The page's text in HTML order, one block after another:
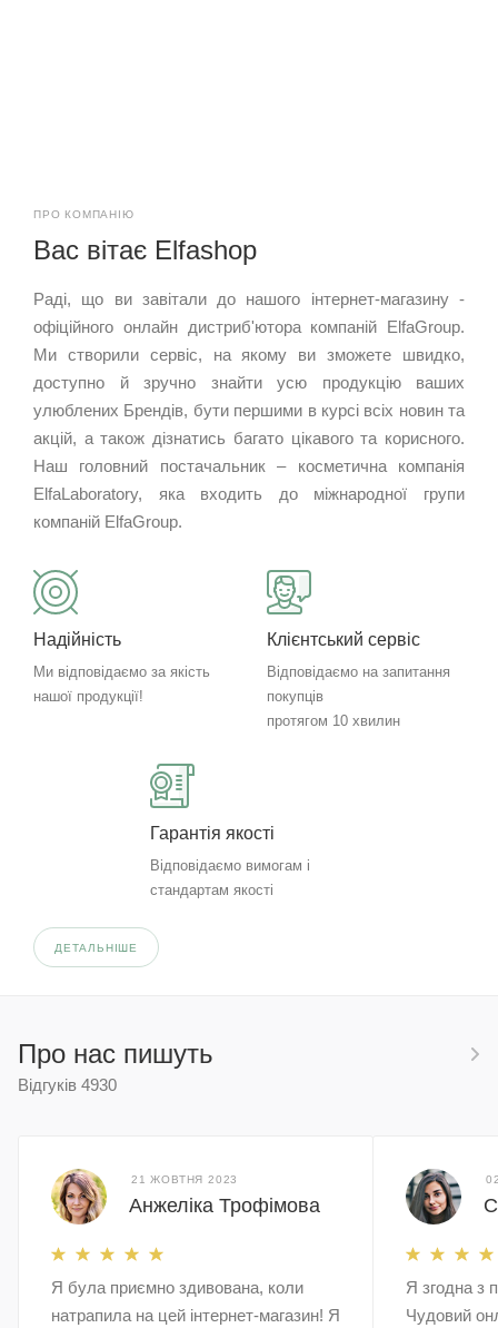
ПРО КОМПАНІЮ
Вас вітає Elfashop
Раді, що ви завітали до нашого інтернет-магазину -
офіційного онлайн дистриб'ютора компаній ElfaGroup.
Ми створили сервіс, на якому ви зможете швидко,
доступно й зручно знайти усю продукцію ваших
улюблених Брендів, бути першими в курсі всіх новин та
акцій, а також дізнатись багато цікавого та корисного.
Наш головний постачальник – косметична компанія
ElfaLaboratory, яка входить до міжнародної групи
компаній ElfaGroup.
Надійність
Ми відповідаємо за якість
нашої продукції!
Клієнтський сервіс
Відповідаємо на запитання
покупців
протягом 10 хвилин
Гарантія якості
Відповідаємо вимогам і
стандартам якості
ДЕТАЛЬНІШЕ
Про нас пишуть
Відгуків 4930
21 ЖОВТНЯ 2023
Анжеліка Трофімова
Я була приємно здивована, коли
натрапила на цей інтернет-магазин! Я
Я згодна з
Чудовий